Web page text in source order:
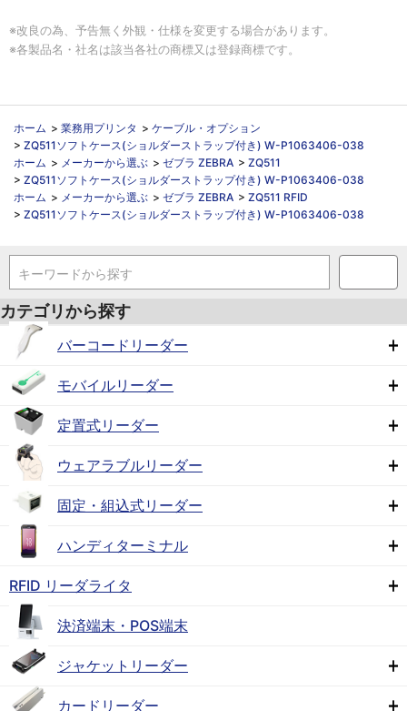
※改良の為、予告無く外観・仕様を変更する場合があります。
※各製品名・社名は該当各社の商標又は登録商標です。
ホーム > 業務用プリンタ > ケーブル・オプション
> ZQ511ソフトケース(ショルダーストラップ付き) W-P1063406-038
ホーム > メーカーから選ぶ > ゼブラ ZEBRA > ZQ511
> ZQ511ソフトケース(ショルダーストラップ付き) W-P1063406-038
ホーム > メーカーから選ぶ > ゼブラ ZEBRA > ZQ511 RFID
> ZQ511ソフトケース(ショルダーストラップ付き) W-P1063406-038
キーワードから探す
カテゴリから探す
バーコードリーダー
モバイルリーダー
定置式リーダー
ウェアラブルリーダー
固定・組込式リーダー
ハンディターミナル
RFID リーダライタ
決済端末・POS端末
ジャケットリーダー
カードリーダー